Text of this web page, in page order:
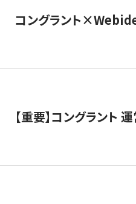
コングラント
【重要】コングラント